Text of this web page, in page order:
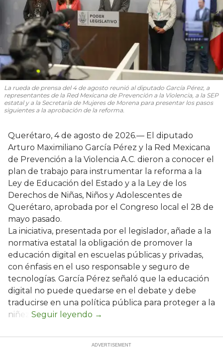
La rueda de prensa del 4 de agosto reunió al diputado García Pérez, a
representantes de la Red Mexicana de Prevención a la Violencia, a la SEP
estatal y a la Secretaría de Mujeres de Morena para presentar los pasos
siguientes a la aprobación de la reforma.
Querétaro, 4 de agosto de 2026.— El diputado
Arturo Maximiliano García Pérez y la Red Mexicana
de Prevención a la Violencia A.C. dieron a conocer el
plan de trabajo para instrumentar la reforma a la
Ley de Educación del Estado y a la Ley de los
Derechos de Niñas, Niños y Adolescentes de
Querétaro, aprobada por el Congreso local el 28 de
mayo pasado.
La iniciativa, presentada por el legislador, añade a la
normativa estatal la obligación de promover la
educación digital en escuelas públicas y privadas,
con énfasis en el uso responsable y seguro de
tecnologías. García Pérez señaló que la educación
digital no puede quedarse en el debate y debe
traducirse en una política pública para proteger a la
niñez.